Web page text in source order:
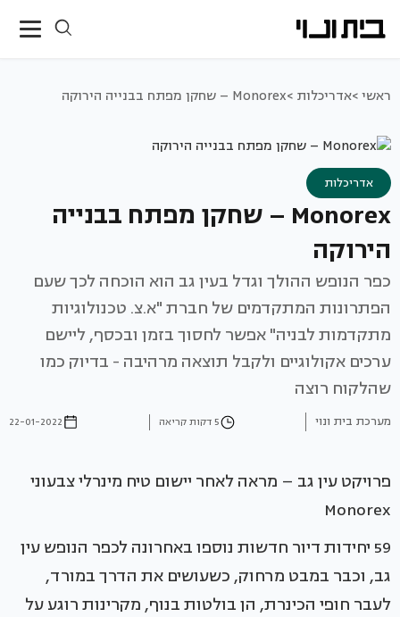
ראשי >אדריכלות >Monorex – שחקן מפתח בבנייה הירוקה
אדריכלות
Monorex – שחקן מפתח בבנייה
הירוקה
כפר הנופש ההולך וגדל בעין גב הוא הוכחה לכך שעם
הפתרונות המתקדמים של חברת "א.צ. טכנולוגיות
מתקדמות לבניה" אפשר לחסוך בזמן ובכסף, ליישם
ערכים אקולוגיים ולקבל תוצאה מרהיבה - בדיוק כמו
שהלקוח רוצה
מערכת בית ונוי 5 דקות קריאה 22-01-2022
פרויקט עין גב – מראה לאחר יישום טיח מינרלי צבעוני
Monorex
59 יחידות דיור חדשות נוספו באחרונה לכפר הנופש עין
גב, וכבר במבט מרחוק, כשעושים את הדרך במורד,
לעבר חופי הכינרת, הן בולטות בנוף, מקרינות רוגע על